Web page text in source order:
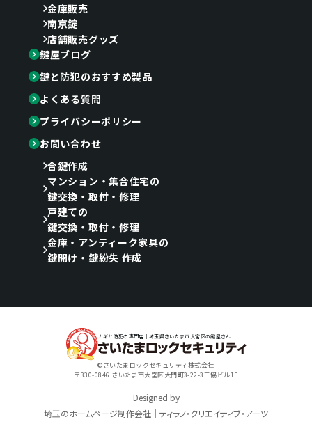
金庫販売
南京錠
店舗販売グッズ
鍵屋ブログ
鍵と防犯のおすすめ製品
よくある質問
プライバシーポリシー
お問い合わせ
合鍵作成
マンション・集合住宅の
鍵交換・取付・修理
戸建ての
鍵交換・取付・修理
金庫・アンティーク家具の
鍵開け・鍵紛失 作成
カギと防犯の専門店｜埼玉県さいたま市大宮区の鍵屋さん
©さいたまロックセキュリティ株式会社
〒330-0846 さいたま市大宮区大門町3-22-3三協ビル1F
Designed by
埼玉のホームページ制作会社｜ティラノ・クリエイティブ・アーツ